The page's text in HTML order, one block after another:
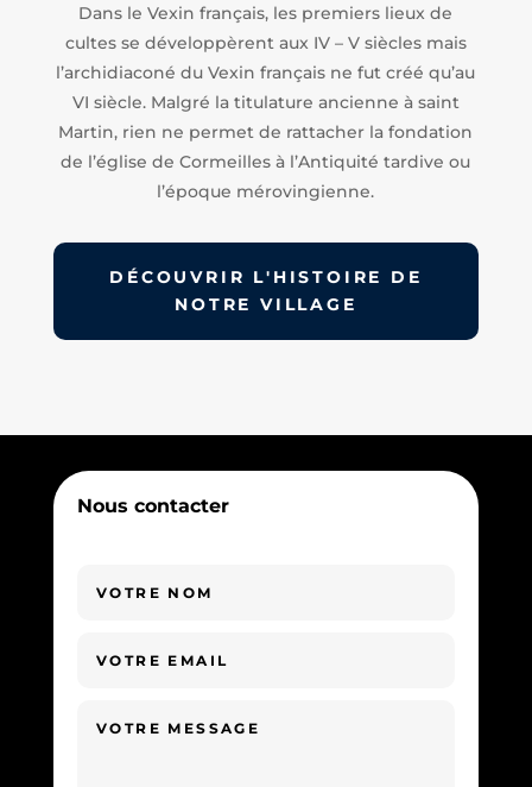
Dans le Vexin français, les premiers lieux de
cultes se développèrent aux IV – V siècles mais
l’archidiaconé du Vexin français ne fut créé qu’au
VI siècle. Malgré la titulature ancienne à saint
Martin, rien ne permet de rattacher la fondation
de l’église de Cormeilles à l’Antiquité tardive ou
l’époque mérovingienne.
DÉCOUVRIR L'HISTOIRE DE
NOTRE VILLAGE
Nous contacter